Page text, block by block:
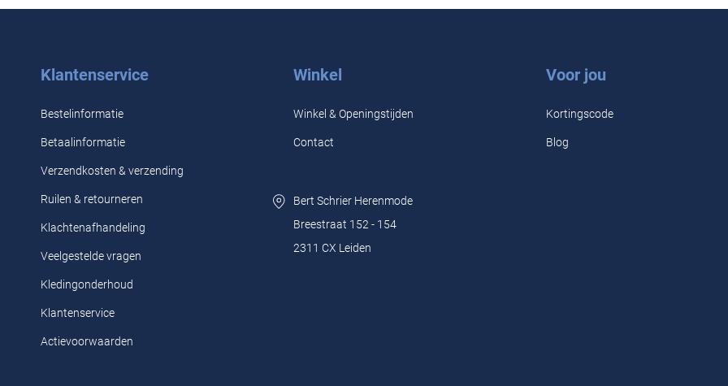
Klantenservice
Bestelinformatie
Betaalinformatie
Verzendkosten & verzending
Ruilen & retourneren
Klachtenafhandeling
Veelgestelde vragen
Kledingonderhoud
Klantenservice
Actievoorwaarden
Winkel
Winkel & Openingstijden
Contact
Bert Schrier Herenmode
Breestraat 152 - 154
2311 CX Leiden
Voor jou
Kortingscode
Blog